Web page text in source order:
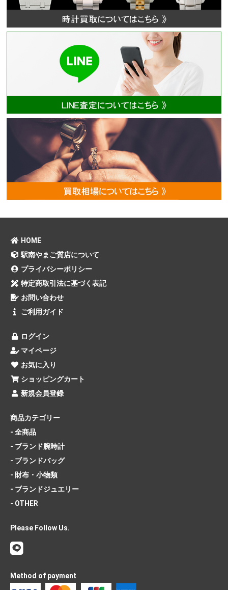
HOME
駅南やまご質店について
プライバシーポリシー
特定商取引法に基づく表記
お問い合わせ
ご利用ガイド
ログイン
マイページ
お気に入り
ショッピングカート
新規会員登録
商品カテゴリー
- 全商品
- ブランド腕時計
- ブランドバッグ
- 財布・小物類
- ブランドジュエリー
- OTHER
Please Follow Us.
Method of payment